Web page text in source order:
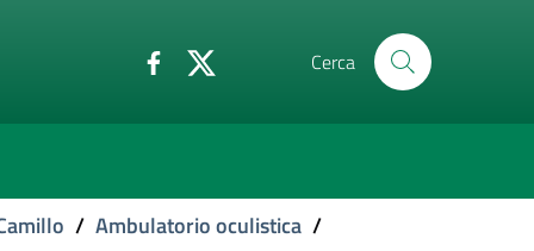
Cerca
/ Ambulatorio oculistica /